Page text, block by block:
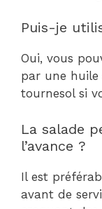
Puis-je
Oui, vous
par une huile
tournesol si
La salade
l’avance ?
Il est
avant de